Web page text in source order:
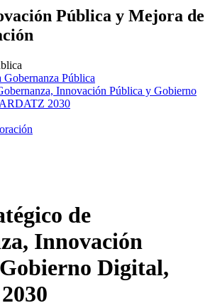
Pública y Mejora de
Gobernanza Pública
Innovación Pública y Gobierno
2030
de
Innovación
Digital,